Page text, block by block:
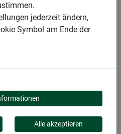
UND
sich über ein wenig
in Form von
jederzeit ändern,
Symbol am Ende der
Alle akzeptieren